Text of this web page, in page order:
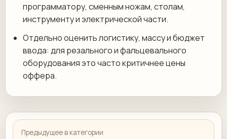
программатору, сменным ножам, столам,
инструменту и электрической части.
Отдельно оценить логистику, массу и бюджет
ввода: для резального и фальцевального
оборудования это часто критичнее цены
оффера.
Предыдущее в категории